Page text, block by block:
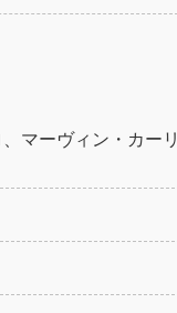
マーヴィン・カーリ